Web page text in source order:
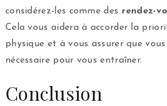
considérez-les comme des rendez-
Cela vous aidera à accorder la
physique et à vous assurer que
nécessaire pour vous entraîner.
Conclusion